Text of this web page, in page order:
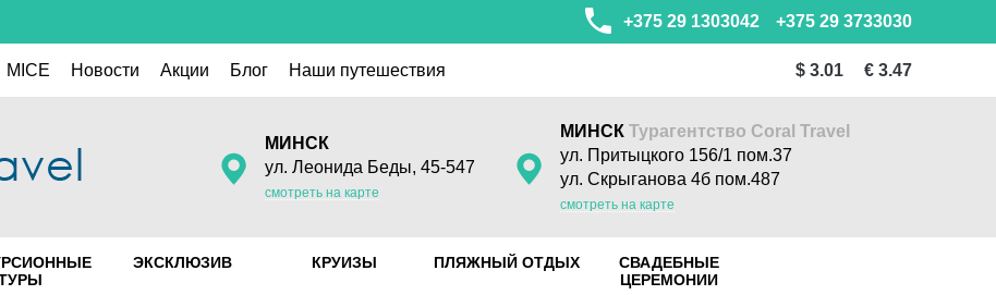
+375 29 3733030
+375 29 1303042
MICE Новости Акции Блог Наши путешествия $ 3.01 € 3.47
МИНСК
ул. Леонида Беды, 45-547
смотреть на карте
МИНСК Турагентство Coral Travel
ул. Притыцкого 156/1 пом.37
ул. Скрыганова 4б пом.487
смотреть на карте
ЭКСКЛЮЗИВ КРУИЗЫ ПЛЯЖНЫЙ ОТДЫХ
СВАДЕБНЫЕ
ЦЕРЕМОНИИ